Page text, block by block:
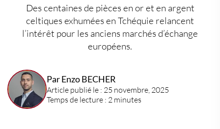
Des centaines de pièces en or et en argent
celtiques exhumées en Tchéquie relancent
l’intérêt pour les anciens marchés d’échange
européens.
Par Enzo BECHER
Article publié le : 25 novembre, 2025
Temps de lecture : 2 minutes